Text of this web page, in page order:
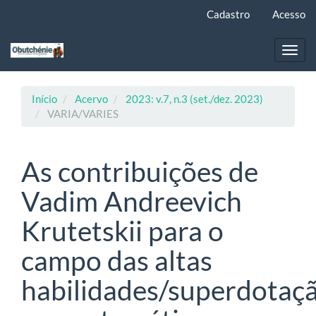
principal
Cadastro Acesso
Início Acervo
2023: v.7, n.3 (set./dez. 2023)
VARIA/VARIES
As contribuições de
Vadim Andreevich
Krutetskii para o
campo das altas
habilidades/